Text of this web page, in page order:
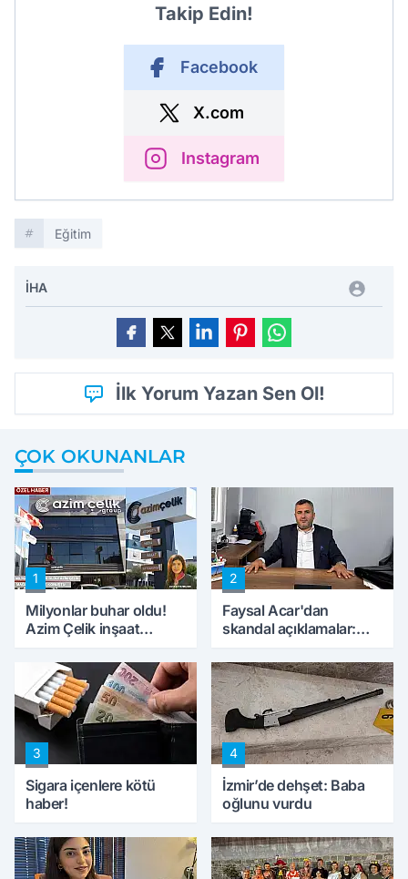
Takip Edin!
Facebook
X.com
Instagram
Eğitim
İHA
İlk Yorum Yazan Sen Ol!
ÇOK OKUNANLAR
1
Milyonlar buhar oldu!
Azim Çelik inşaat
konuştu
2
Faysal Acar'dan
skandal açıklamalar:
peynircilerimizi de
kıskaca aldı, müdahale
ettik'
3
Sigara içenlere kötü
haber!
4
İzmir’de dehşet: Baba
oğlunu vurdu